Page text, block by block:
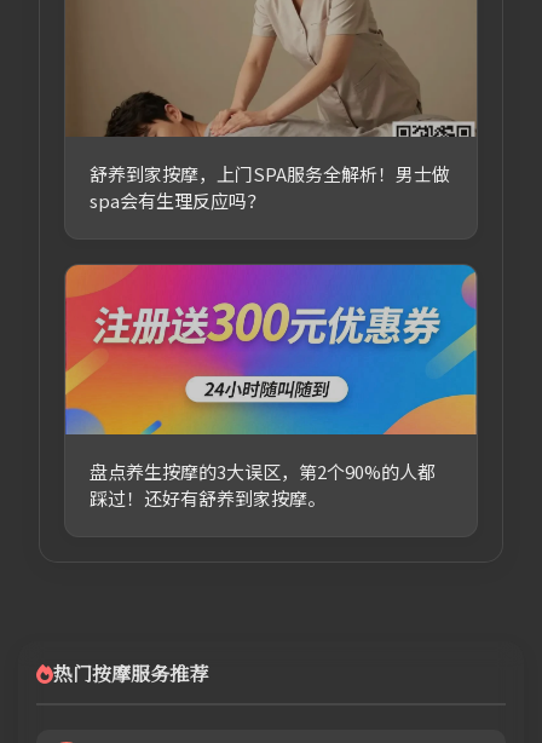
舒养到家按摩，上门SPA服务全解析！男士做
spa会有生理反应吗？
盘点养生按摩的3大误区，第2个90%的人都
踩过！还好有舒养到家按摩。
热门按摩服务推荐